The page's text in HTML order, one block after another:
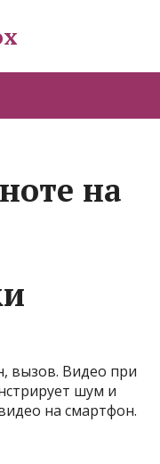
на
вызов. Видео при
шум и
на смартфон.